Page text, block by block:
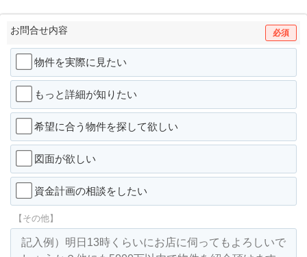
お問合せ内容 必須
物件を実際に見たい
もっと詳細が知りたい
希望に合う物件を探して欲しい
図面が欲しい
資金計画の相談をしたい
【その他】